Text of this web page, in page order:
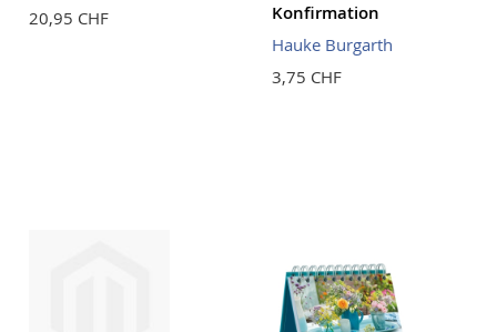
20,95 CHF
Konfirmation
Hauke Burgarth
3,75 CHF